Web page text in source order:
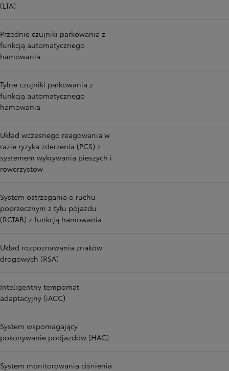
(LTA)
Przednie czujniki parkowania z
funkcją automatycznego
hamowania
Tylne czujniki parkowania z
funkcją automatycznego
hamowania
Układ wczesnego reagowania w
razie ryzyka zderzenia (PCS) z
systemem wykrywania pieszych i
rowerzystów
System ostrzegania o ruchu
poprzecznym z tyłu pojazdu
(RCTAB) z funkcją hamowania
Układ rozpoznawania znaków
drogowych (RSA)
Inteligentny tempomat
adaptacyjny (iACC)
System wspomagający
pokonywanie podjazdów (HAC)
System monitorowania ciśnienia